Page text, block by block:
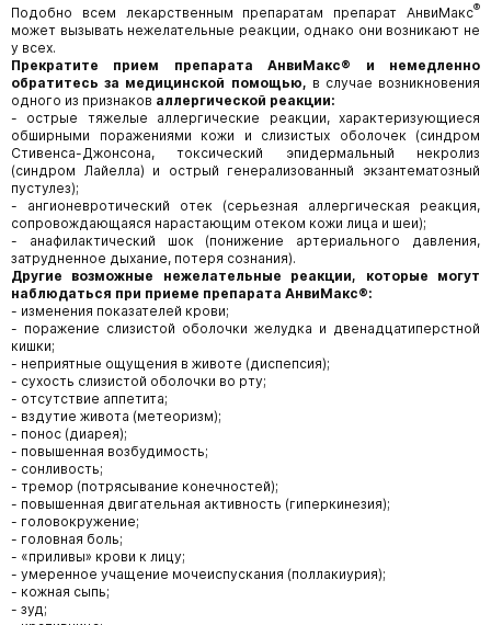
Подобно всем лекарственным препаратам препарат АнвиМакс®
может вызывать нежелательные реакции, однако они возникают не
у всех.
Прекратите прием препарата АнвиМакс® и немедленно
обратитесь за медицинской помощью, в случае возникновения
одного из признаков аллергической реакции:
- острые тяжелые аллергические реакции, характеризующиеся
обширными поражениями кожи и слизистых оболочек (синдром
Стивенса-Джонсона, токсический эпидермальный некролиз
(синдром Лайелла) и острый генерализованный экзантематозный
пустулез);
- ангионевротический отек (серьезная аллергическая реакция,
сопровождающаяся нарастающим отеком кожи лица и шеи);
- анафилактический шок (понижение артериального давления,
затрудненное дыхание, потеря сознания).
Другие возможные нежелательные реакции, которые могут
наблюдаться при приеме препарата АнвиМакс®:
- изменения показателей крови;
- поражение слизистой оболочки желудка и двенадцатиперстной
кишки;
- неприятные ощущения в животе (диспепсия);
- сухость слизистой оболочки во рту;
- отсутствие аппетита;
- вздутие живота (метеоризм);
- понос (диарея);
- повышенная возбудимость;
- сонливость;
- тремор (потрясывание конечностей);
- повышенная двигательная активность (гиперкинезия);
- головокружение;
- головная боль;
- «приливы» крови к лицу;
- умеренное учащение мочеиспускания (поллакиурия);
- кожная сыпь;
- зуд;